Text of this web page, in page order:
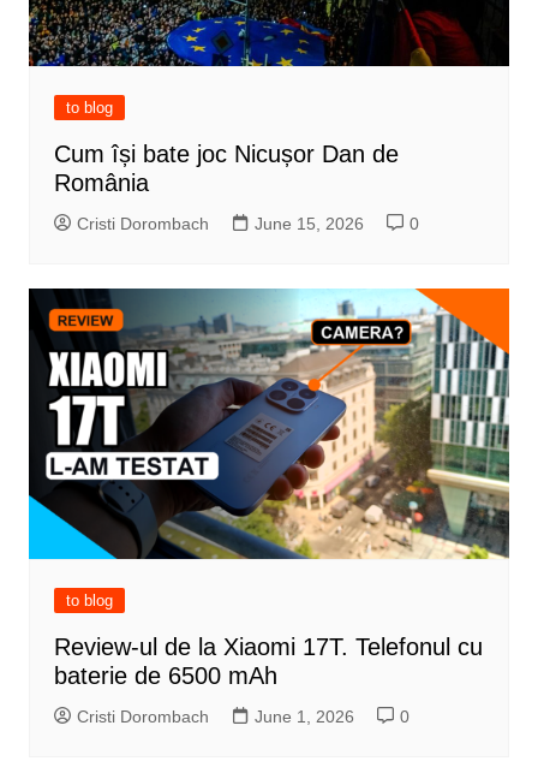
to blog
Cum își bate joc Nicușor Dan de
România
Cristi Dorombach June 15, 2026 0
to blog
Review-ul de la Xiaomi 17T. Telefonul cu
baterie de 6500 mAh
Cristi Dorombach June 1, 2026 0